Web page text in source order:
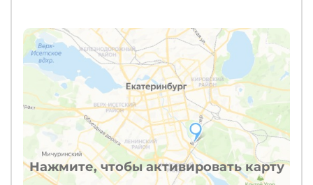
Нажмите, чтобы активировать карту